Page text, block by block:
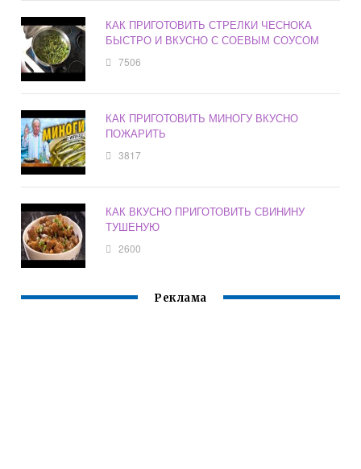
КАК ПРИГОТОВИТЬ СТРЕЛКИ ЧЕСНОКА
БЫСТРО И ВКУСНО С СОЕВЫМ СОУСОМ
7506
КАК ПРИГОТОВИТЬ МИНОГУ ВКУСНО
ПОЖАРИТЬ
3817
КАК ВКУСНО ПРИГОТОВИТЬ СВИНИНУ
ТУШЕНУЮ
2600
Реклама